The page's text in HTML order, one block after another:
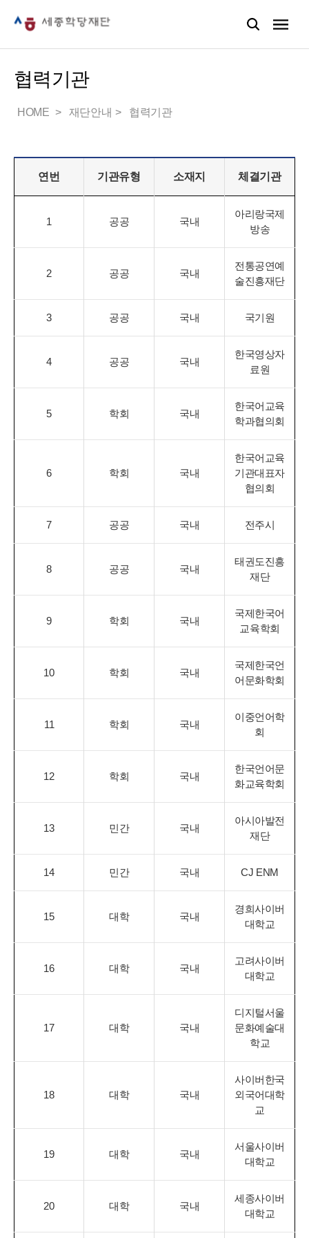
협력기관
HOME 재단안내 협력기관
연번 기관유형 소재지 체결기관
1 공공 국내
아리랑국제
방송
2 공공 국내
전통공연예
술진흥재단
3 공공 국내 국기원
4 공공 국내
한국영상자
료원
5 학회 국내
한국어교육
학과협의회
6 학회 국내
한국어교육
기관대표자
협의회
7 공공 국내 전주시
8 공공 국내
태권도진흥
재단
9 학회 국내
국제한국어
교육학회
10 학회 국내
국제한국언
어문화학회
11 학회 국내
이중언어학
회
12 학회 국내
한국언어문
화교육학회
13 민간 국내
아시아발전
재단
14 민간 국내 CJ ENM
15 대학 국내
경희사이버
대학교
16 대학 국내
고려사이버
대학교
17 대학 국내
디지털서울
문화예술대
학교
18 대학 국내
사이버한국
외국어대학
교
19 대학 국내
서울사이버
대학교
20 대학 국내
세종사이버
대학교